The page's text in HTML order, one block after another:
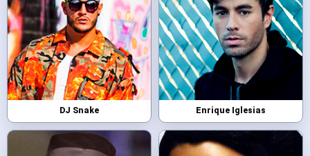
DJ Snake Enrique Iglesias